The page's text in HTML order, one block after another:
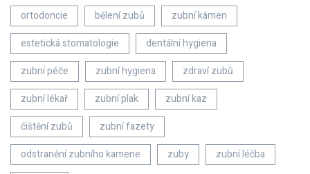
ortodoncie
bělení zubů
zubní kámen
estetická stomatologie
dentální hygiena
zubní péče
zubní hygiena
zdraví zubů
zubní lékař
zubní plak
zubní kaz
čištění zubů
zubní fazety
odstranění zubního kamene
zuby
zubní léčba